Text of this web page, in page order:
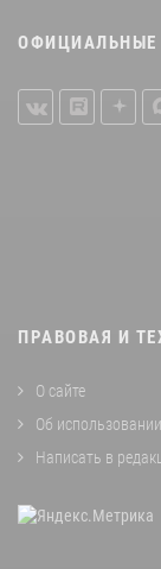
ОФИЦИАЛЬНЫЕ
ПРАВОВАЯ И
О сайте
Об
Написать в